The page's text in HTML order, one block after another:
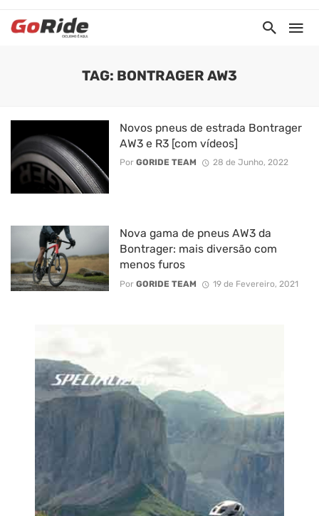
TAG: BONTRAGER AW3
Novos pneus de estrada Bontrager
AW3 e R3 [com vídeos]
Por GORIDE TEAM 28 de Junho, 2022
Nova gama de pneus AW3 da
Bontrager: mais diversão com
menos furos
Por GORIDE TEAM 19 de Fevereiro, 2021